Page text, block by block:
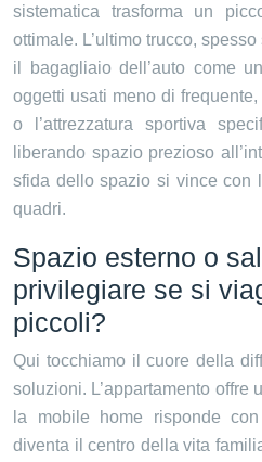
sistematica trasforma un
ottimale. L’ultimo trucco,
il bagagliaio dell’auto come
oggetti usati meno di
o l’attrezzatura sportiva
liberando spazio prezioso
sfida dello spazio si vince con
quadri.
Spazio esterno o
privilegiare se si
piccoli?
Qui tocchiamo il cuore della
soluzioni. L’appartamento offre
la mobile home risponde
diventa il centro della vita